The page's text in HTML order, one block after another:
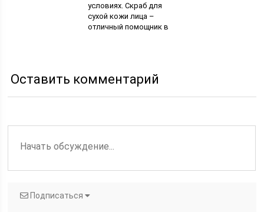
условиях. Скраб для
сухой кожи лица –
отличный помощник в
Оставить комментарий
Подписаться